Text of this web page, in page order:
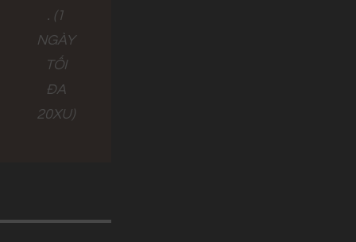
. (1
NGÀY
TỐI
ĐA
20XU)